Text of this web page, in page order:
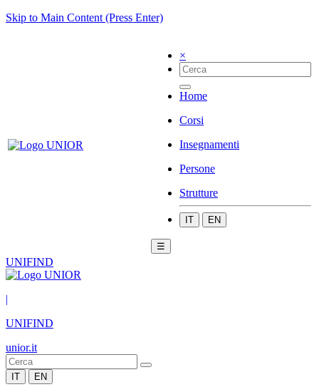
Skip to Main Content (Press Enter)
×
Home
Corsi
Insegnamenti
Persone
Strutture
IT EN
☰
UNIFIND
|
UNIFIND
unior.it
IT EN